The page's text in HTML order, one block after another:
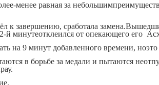
менее равная за
к завершению, сработала
й минутеотклеился от опекающего его
на 9 минут добавленного времени,
в борьбе за медали и пытаются